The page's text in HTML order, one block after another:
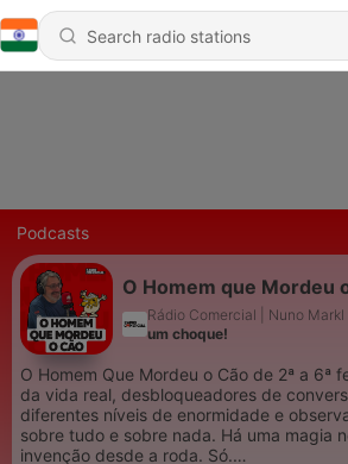
Podcasts
O Homem que Mordeu
Rádio Comercial | Nuno Markl
um choque!
O Homem Que Mordeu o Cão de 2ª a 6ª
da vida real, desbloqueadores de
diferentes níveis de enormidade e
sobre tudo e sobre nada. Há uma magia
invenção desde a roda. Só.